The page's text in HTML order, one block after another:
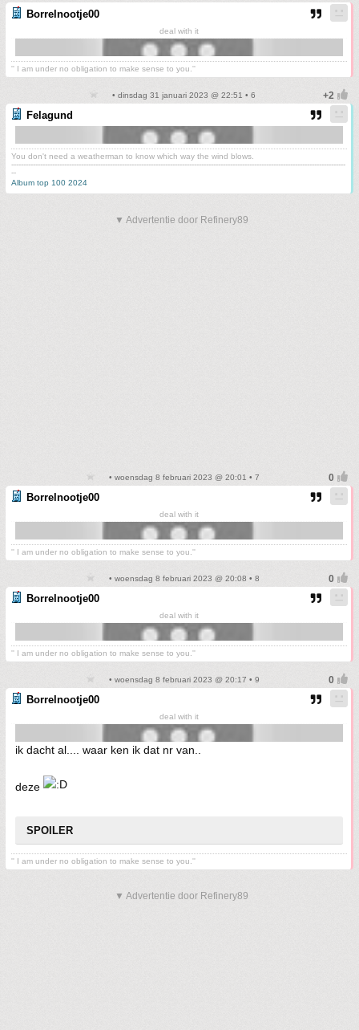
Borrelnootje00
deal with it
'' I am under no obligation to make sense to you.''
• dinsdag 31 januari 2023 @ 22:51 • 6
Felagund
You don't need a weatherman to know which way the wind blows.
-------------------------------------------------------------------------------------------------------------------------------------------
--
Album top 100 2024
▼ Advertentie door Refinery89
• woensdag 8 februari 2023 @ 20:01 • 7
Borrelnootje00
deal with it
'' I am under no obligation to make sense to you.''
• woensdag 8 februari 2023 @ 20:08 • 8
Borrelnootje00
deal with it
'' I am under no obligation to make sense to you.''
• woensdag 8 februari 2023 @ 20:17 • 9
Borrelnootje00
deal with it
ik dacht al.... waar ken ik dat nr van..
deze
SPOILER
'' I am under no obligation to make sense to you.''
▼ Advertentie door Refinery89